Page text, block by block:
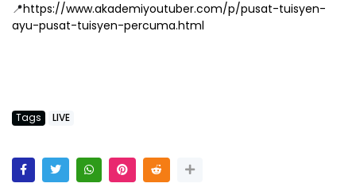
📍https://www.akademiyoutuber.com/p/pusat-tuisyen-
ayu-pusat-tuisyen-percuma.html
Tags LIVE